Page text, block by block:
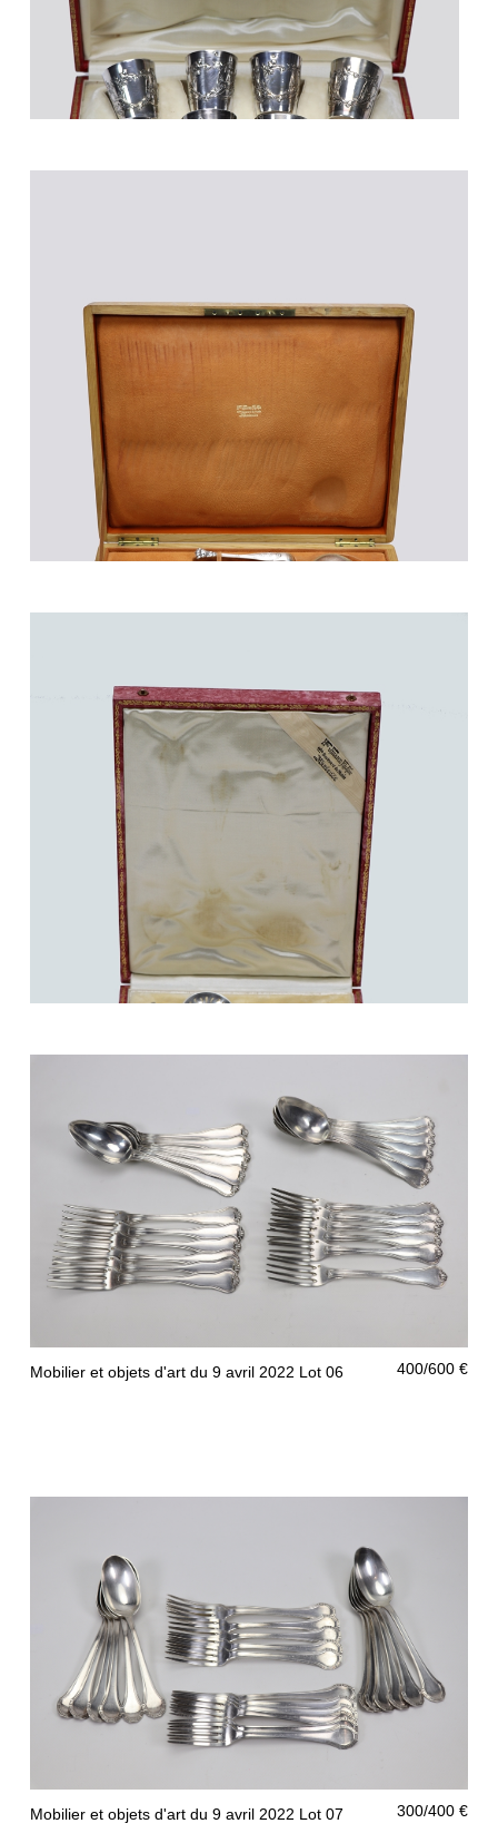
Mobilier et objets d'art du 9 avril 2022 Lot 03 100/150 €
Mobilier et objets d'art du 9 avril 2022 Lot 04
Mobilier et objets d'art du 9 avril 2022 Lot 05 50/60 €
Mobilier et objets d'art du 9 avril 2022 Lot 06 400/600 €
Mobilier et objets d'art du 9 avril 2022 Lot 07 300/400 €